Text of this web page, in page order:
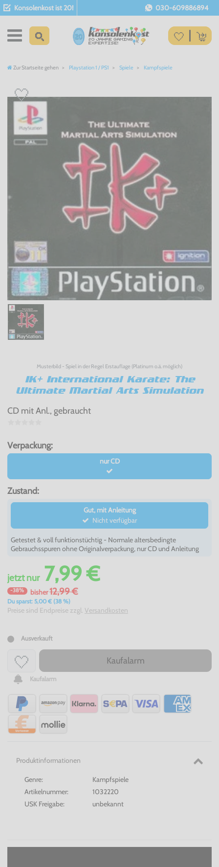
Konsolenkost ist 20! 030-609886894
Zur Startseite gehen Playstation 1 / PS1 Spiele Kampfspiele
Musterbild - Spiel in der Regel Erstauflage (Platinum o.ä. möglich)
IK+ International Karate: The
Ultimate Martial Arts Simulation
CD mit Anl., gebraucht
Verpackung:
nur CD
Zustand:
Gut, mit Anleitung
Nicht verfügbar
Getestet & voll funktionstüchtig - Normale altersbedingte
Gebrauchsspuren ohne Originalverpackung, nur CD und Anleitung
jetztnur7,99 €
-38% bisher12,99 €
Du sparst: 5,00 € (38 %)
Preise sind Endpreise zzgl. Versandkosten
Ausverkauft
Kaufalarm
Kaufalarm
Produktinformationen
Genre:
Kampfspiele
Artikelnummer:
1032220
USK Freigabe:
unbekannt